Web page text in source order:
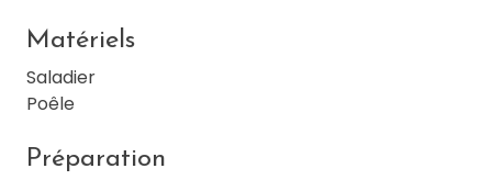
Matériels
Saladier
Poêle
Préparation